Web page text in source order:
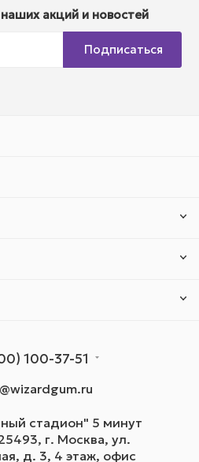
наших акций и новостей
Подписаться
100-37-51
стадион" 5 минут
г. Москва, ул.
д. 3, 4 этаж, офис